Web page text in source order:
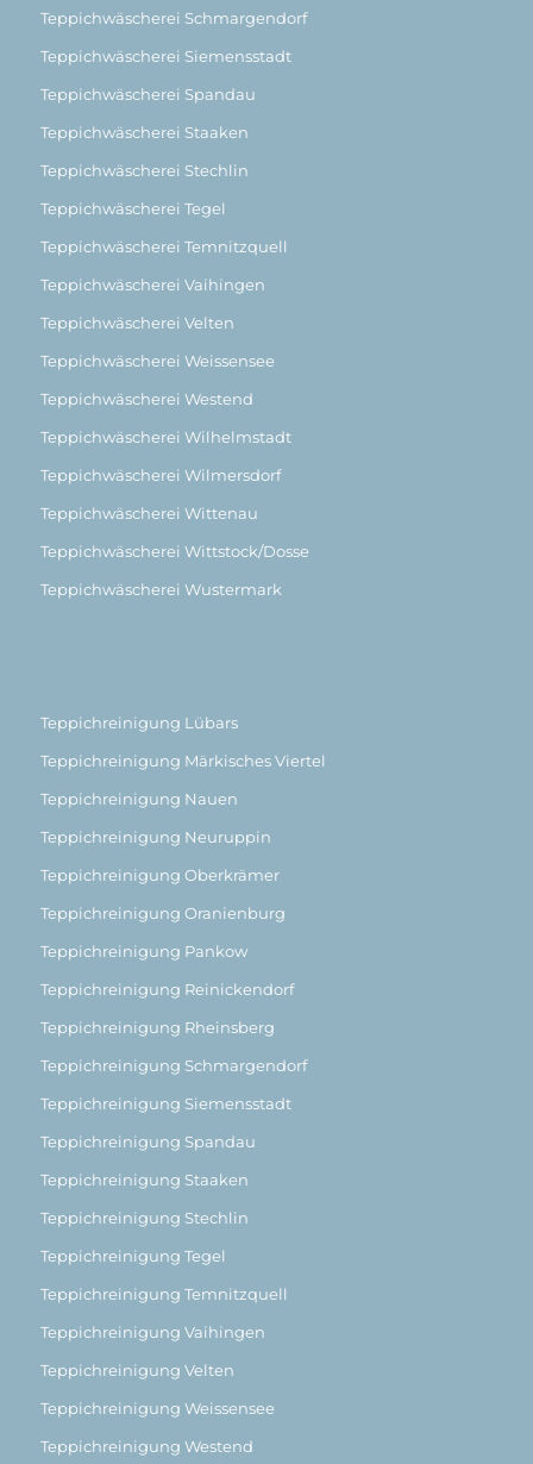
Teppichwäscherei Schmargendorf
Teppichwäscherei Siemensstadt
Teppichwäscherei Spandau
Teppichwäscherei Staaken
Teppichwäscherei Stechlin
Teppichwäscherei Tegel
Teppichwäscherei Temnitzquell
Teppichwäscherei Vaihingen
Teppichwäscherei Velten
Teppichwäscherei Weissensee
Teppichwäscherei Westend
Teppichwäscherei Wilhelmstadt
Teppichwäscherei Wilmersdorf
Teppichwäscherei Wittenau
Teppichwäscherei Wittstock/Dosse
Teppichwäscherei Wustermark
Teppichreinigung Lübars
Teppichreinigung Märkisches Viertel
Teppichreinigung Nauen
Teppichreinigung Neuruppin
Teppichreinigung Oberkrämer
Teppichreinigung Oranienburg
Teppichreinigung Pankow
Teppichreinigung Reinickendorf
Teppichreinigung Rheinsberg
Teppichreinigung Schmargendorf
Teppichreinigung Siemensstadt
Teppichreinigung Spandau
Teppichreinigung Staaken
Teppichreinigung Stechlin
Teppichreinigung Tegel
Teppichreinigung Temnitzquell
Teppichreinigung Vaihingen
Teppichreinigung Velten
Teppichreinigung Weissensee
Teppichreinigung Westend